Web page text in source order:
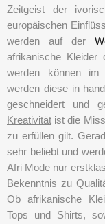
Zeitgeist der
europäischen
werden auf der
afrikanische Kleider
werden können im
werden diese in
geschneidert und
Kreativität ist die
zu erfüllen gilt.
sehr beliebt und
Afri Mode nur
Bekenntnis zu
Ob afrikanische
Tops und Shirts,